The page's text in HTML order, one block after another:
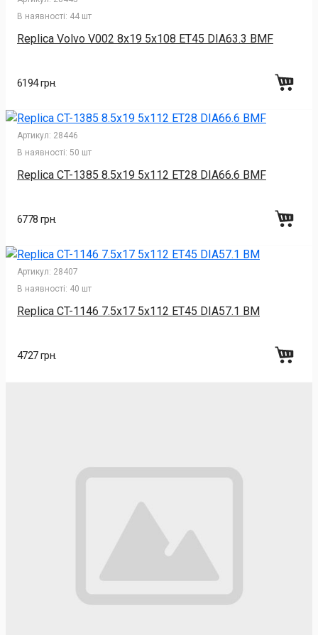
В наявності: 44 шт
Replica Volvo V002 8x19 5x108 ET45 DIA63.3 BMF
6194 грн.
Артикул: 28446
В наявності: 50 шт
Replica CT-1385 8.5x19 5x112 ET28 DIA66.6 BMF
6778 грн.
Артикул: 28407
В наявності: 40 шт
Replica CT-1146 7.5x17 5x112 ET45 DIA57.1 BM
4727 грн.